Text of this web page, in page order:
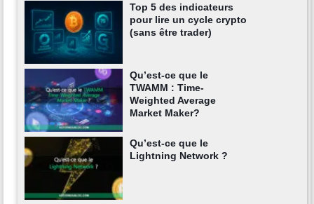
Top 5 des indicateurs
pour lire un cycle crypto
(sans être trader)
Qu’est-ce que le
TWAMM : Time-
Weighted Average
Market Maker?
Qu’est-ce que le
Lightning Network ?